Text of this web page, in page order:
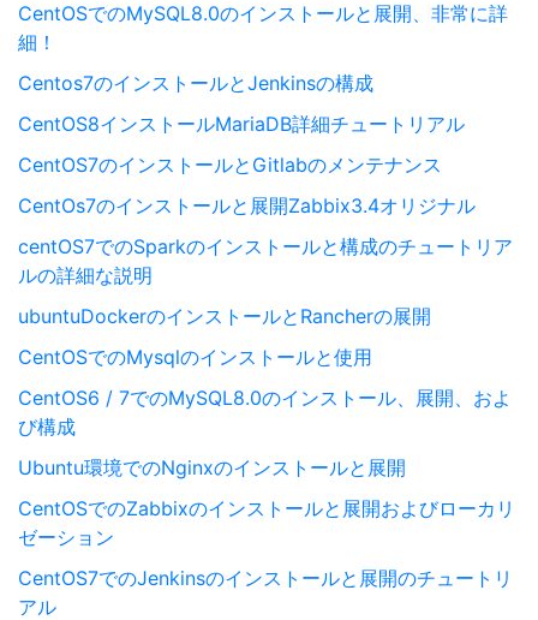
CentOSでのMySQL8.0のインストールと展開、非常に詳
細！
Centos7のインストールとJenkinsの構成
CentOS8インストールMariaDB詳細チュートリアル
CentOS7のインストールとGitlabのメンテナンス
CentOs7のインストールと展開Zabbix3.4オリジナル
centOS7でのSparkのインストールと構成のチュートリア
ルの詳細な説明
ubuntuDockerのインストールとRancherの展開
CentOSでのMysqlのインストールと使用
CentOS6 / 7でのMySQL8.0のインストール、展開、およ
び構成
Ubuntu環境でのNginxのインストールと展開
CentOSでのZabbixのインストールと展開およびローカリ
ゼーション
CentOS7でのJenkinsのインストールと展開のチュートリ
アル